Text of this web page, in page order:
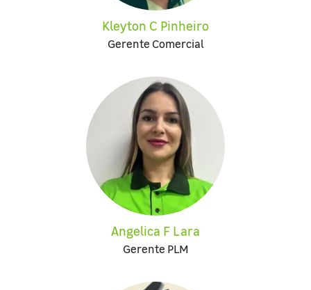
Kleyton C Pinheiro
Gerente Comercial
Angelica F Lara
Gerente PLM